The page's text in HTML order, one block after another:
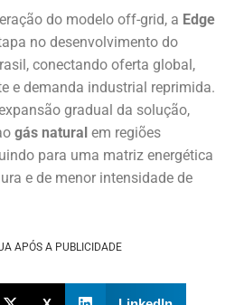
do modelo off-grid, a Edge
no desenvolvimento do
conectando oferta global,
e demanda industrial reprimida.
gradual da solução,
gás natural em regiões
para uma matriz energética
e de menor intensidade de
APÓS A PUBLICIDADE